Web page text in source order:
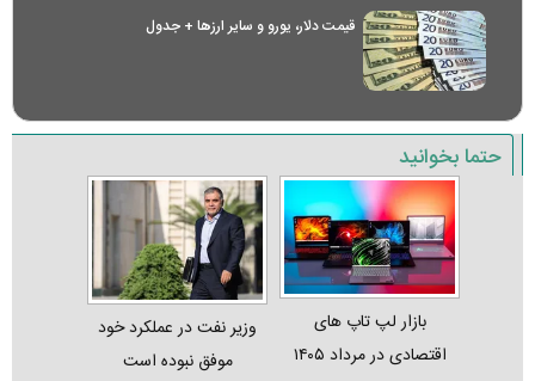
قیمت دلار، یورو و سایر ارز‌ها + جدول
حتما بخوانید
بازار لپ‌ تاپ‌ های
اقتصادی در مرداد ۱۴۰۵
وزیر نفت در عملکرد خود
موفق نبوده است